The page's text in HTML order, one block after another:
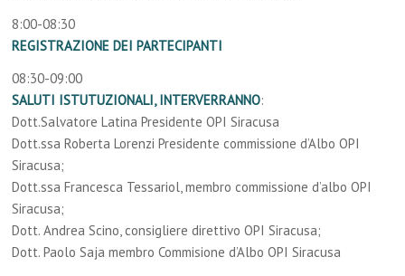
8:00-08:30
REGISTRAZIONE DEI PARTECIPANTI
08:30-09:00
SALUTI ISTUTUZIONALI, INTERVERRANNO:
Dott.Salvatore Latina Presidente OPI Siracusa
Dott.ssa Roberta Lorenzi Presidente commissione d’Albo OPI
Siracusa;
Dott.ssa Francesca Tessariol, membro commissione d’albo OPI
Siracusa;
Dott. Andrea Scino, consigliere direttivo OPI Siracusa;
Dott. Paolo Saja membro Commisione d’Albo OPI Siracusa